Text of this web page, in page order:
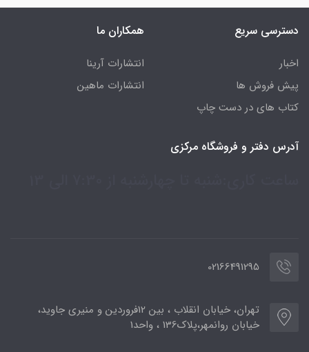
دسترسی سریع
اخبار
پیش فروش ها
کتاب های در دست چاپ
همکاران ما
انتشارات آرینا
انتشارات ماهین
آدرس دفتر و فروشگاه مرکزی
02166491295
تهران، خیابان انقلاب ، بین 12فروردین و منیری جاوید،
خیابان روانمهر،پلاک136 ، واحد1